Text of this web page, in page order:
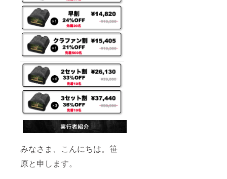
みなさま、こんにちは。笹
原と申します。